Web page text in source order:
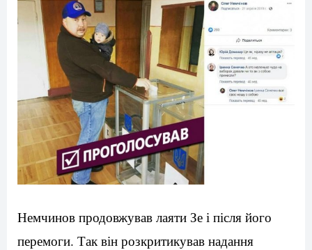
Немчинов продовжував лаяти Зе і після його
перемоги. Так він розкритикував надання